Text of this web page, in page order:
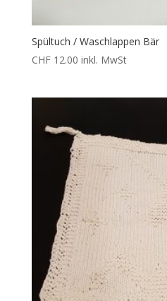
Spültuch / Waschlappen Bär
CHF12.00 inkl. MwSt